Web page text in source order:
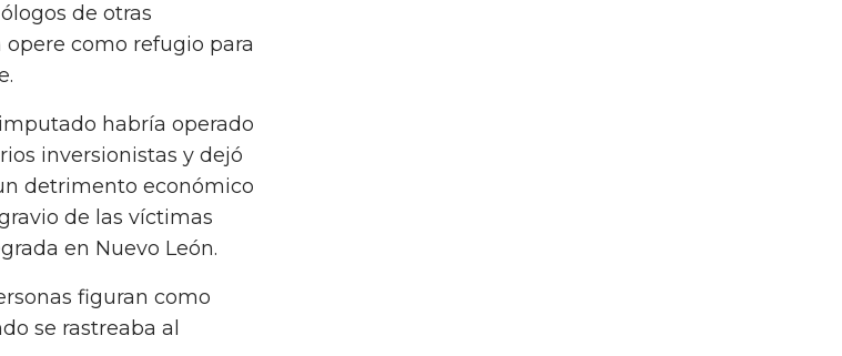
de otras
como refugio para
habría operado
inversionistas y dejó
detrimento económico
de las víctimas
en Nuevo León.
figuran como
se rastreaba al